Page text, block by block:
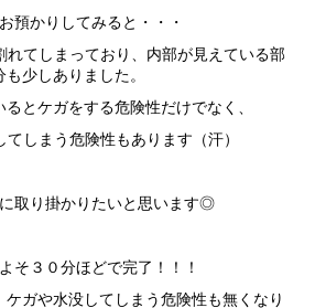
預かりしてみると・・・
れてしまっており、内部が見えている部
も少しありました。
とケガをする危険性だけでなく、
てしまう危険性もあります（汗）
取り掛かりたいと思います◎
そ３０分ほどで完了！！！
ガや水没してしまう危険性も無くなり